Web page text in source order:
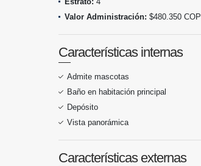
Valor Administración: $480.350 COP
Características internas
Admite mascotas
Baño en habitación principal
Depósito
Vista panorámica
Características externas